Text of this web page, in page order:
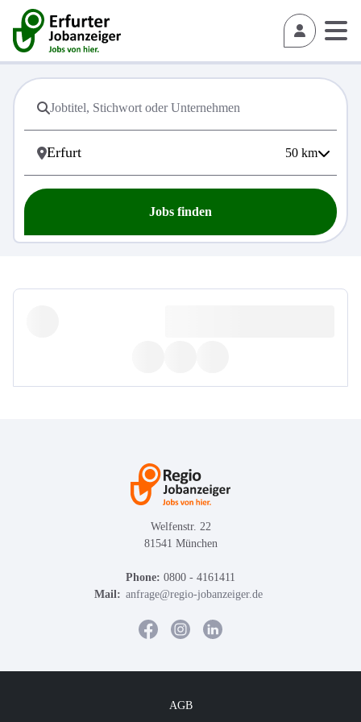
50 km
Jobs finden
Welfenstr. 22
81541 München
Phone: 0800 - 4161411
Mail: anfrage@regio-jobanzeiger.de
AGB